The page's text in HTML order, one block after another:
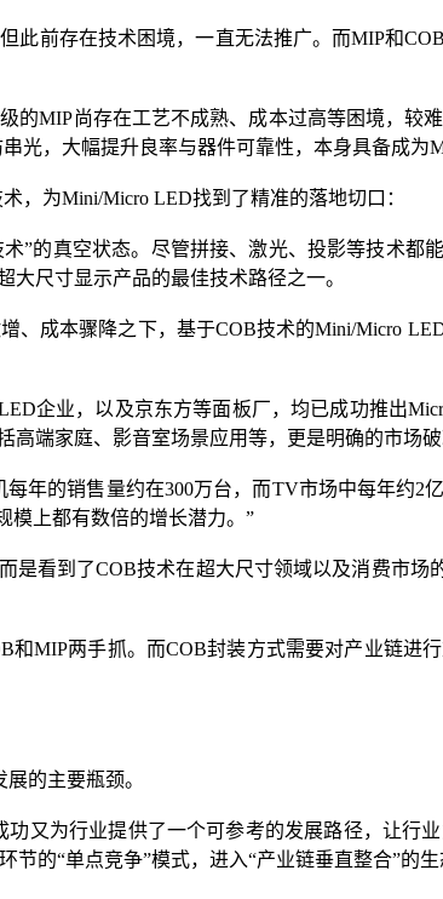
此前存在技术困境，一直无法推广。而MIP和
MIP尚存在工艺不成熟、成本过高等困境，较
，大幅提升良率与器件可靠性，本身具备成为
，为Mini/Micro LED找到了精准的落地切口：
”的真空状态。尽管拼接、激光、投影等技术都
尺寸显示产品的最佳技术路径之一。
、成本骤降之下，基于COB技术的Mini/Micro
企业，以及京东方等面板厂，均已成功推出
端家庭、影音室场景应用等，更是明确的市场破
年的销售量约在300万台，而TV市场中每年约2
模上都有数倍的增长潜力。”
看到了COB技术在超大尺寸领域以及消费市场
MIP两手抓。而COB封装方式需要对产业链进
的主要瓶颈。
又为行业提供了一个可参考的发展路径，让行
的“单点竞争”模式，进入“产业链垂直整合”的生